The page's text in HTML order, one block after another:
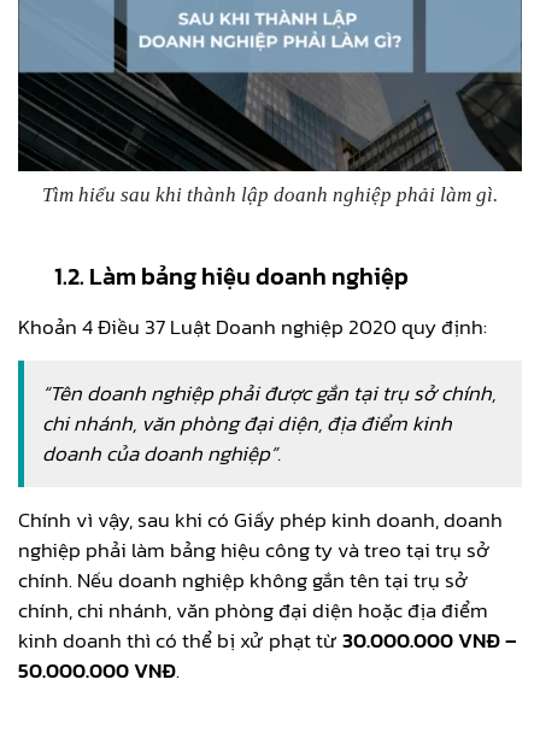
Tìm hiểu sau khi thành lập doanh nghiệp phải làm gì.
1.2. Làm bảng hiệu doanh nghiệp
Khoản 4 Điều 37 Luật Doanh nghiệp 2020 quy định:
“Tên doanh nghiệp phải được gắn tại trụ sở chính,
chi nhánh, văn phòng đại diện, địa điểm kinh
doanh của doanh nghiệp”.
Chính vì vậy, sau khi có Giấy phép kinh doanh, doanh
nghiệp phải làm bảng hiệu công ty và treo tại trụ sở
chính. Nếu doanh nghiệp không gắn tên tại trụ sở
chính, chi nhánh, văn phòng đại diện hoặc địa điểm
kinh doanh thì có thể bị xử phạt từ30.000.000 VNĐ –
50.000.000 VNĐ.